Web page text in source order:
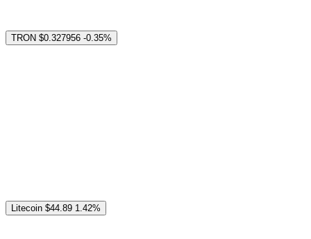
TRON $0.327956 -0.35%
Litecoin $44.89 1.42%